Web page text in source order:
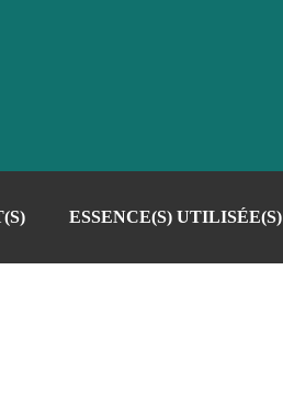
ESSENCE(S) UTILISÉE(S)